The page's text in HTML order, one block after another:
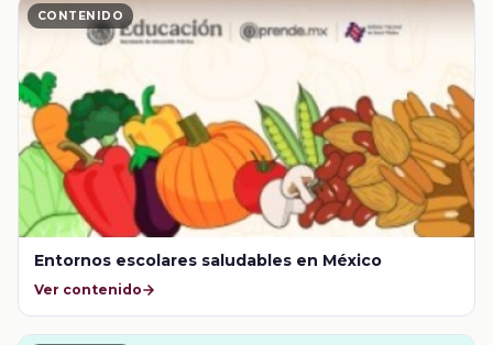
CONTENIDO
Entornos escolares saludables en México
Ver contenido